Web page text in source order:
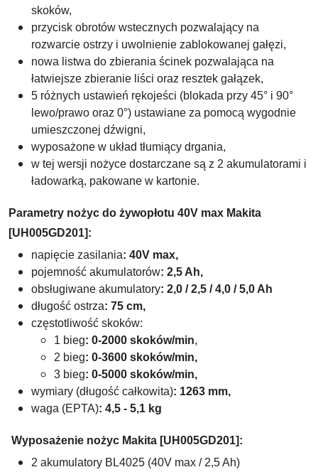
skoków,
przycisk obrotów wstecznych pozwalający na
rozwarcie ostrzy i uwolnienie zablokowanej gałęzi,
nowa listwa do zbierania ścinek pozwalająca na
łatwiejsze zbieranie liści oraz resztek gałązek,
5 różnych ustawień rękojeści (blokada przy 45° i 90°
lewo/prawo oraz 0°) ustawiane za pomocą wygodnie
umieszczonej dźwigni,
wyposażone w układ tłumiący drgania,
w tej wersji nożyce dostarczane są z 2 akumulatorami i
ładowarką, pakowane w kartonie.
Parametry nożyc do żywopłotu 40V max Makita
[UH005GD201]:
napięcie zasilania: 40V max,
pojemność akumulatorów: 2,5 Ah,
obsługiwane akumulatory: 2,0 / 2,5 / 4,0 / 5,0 Ah
długość ostrza: 75 cm,
częstotliwość skoków:
1 bieg: 0-2000 skoków/min,
2 bieg: 0-3600 skoków/min,
3 bieg: 0-5000 skoków/min,
wymiary (długość całkowita): 1263 mm,
waga (EPTA): 4,5 - 5,1 kg
Wyposażenie nożyc Makita [UH005GD201]:
2 akumulatory BL4025 (40V max / 2,5 Ah)